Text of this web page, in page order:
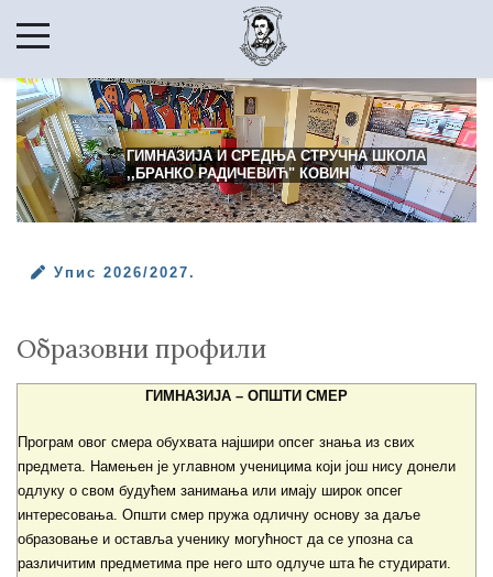
ГИМНАЗИЈА И СРЕДЊА СТРУЧНА ШКОЛА
,,БРАНКО РАДИЧЕВИЋ" КОВИН
Упис 2026/2027.
Образовни профили
ГИМНАЗИЈА – ОПШТИ СМЕР
Програм овог смера обухвата најшири опсег знања из свих
предмета. Намењен је углавном ученицима који још нису донели
одлуку о свом будућем занимања или имају широк опсег
интересовања. Општи смер пружа одличну основу за даље
образовање и оставља ученику могућност да се упозна са
различитим предметима пре него што одлуче шта ће студирати.